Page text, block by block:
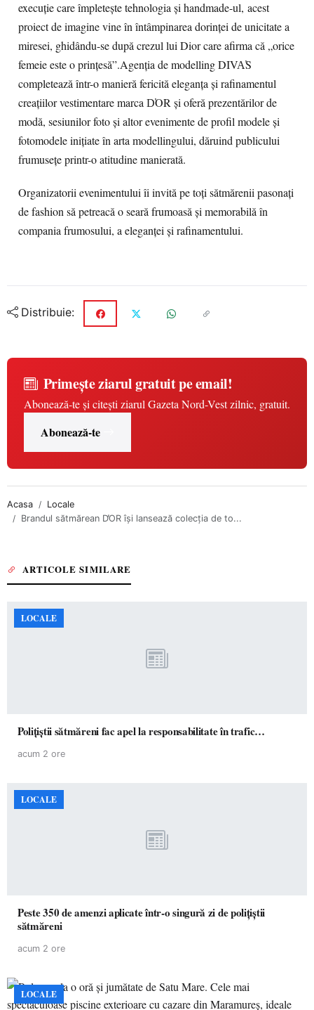
execuție care împletește tehnologia și handmade-ul, acest
proiect de imagine vine în întâmpinarea dorinței de unicitate a
miresei, ghidându-se după crezul lui Dior care afirma că „orice
femeie este o prințesă”.Agenția de modelling DIVA̕S
completează într-o manieră fericită eleganța și rafinamentul
creațiilor vestimentare marca D̕OR și oferă prezentărilor de
modă, sesiunilor foto și altor evenimente de profil modele și
fotomodele inițiate în arta modellingului, dăruind publicului
frumusețe printr-o atitudine manierată.
Organizatorii evenimentului îi invită pe toți sătmărenii pasonați
de fashion să petreacă o seară frumoasă și memorabilă în
compania frumosului, a eleganței și rafinamentului.
Distribuie:
Primește ziarul gratuit pe email!
Abonează-te și citești ziarul Gazeta Nord-Vest zilnic, gratuit.
Abonează-te
Acasa
Locale
Brandul sătmărean D̕OR își lansează colecția de to...
ARTICOLE SIMILARE
LOCALE
Polițiștii sătmăreni fac apel la responsabilitate în trafic…
acum 2 ore
LOCALE
Peste 350 de amenzi aplicate într-o singură zi de polițiștii
sătmăreni
acum 2 ore
LOCALE